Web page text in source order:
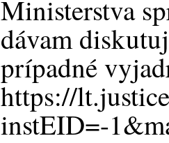
Ministerstva
dávam
prípadné
https://
instEID=-